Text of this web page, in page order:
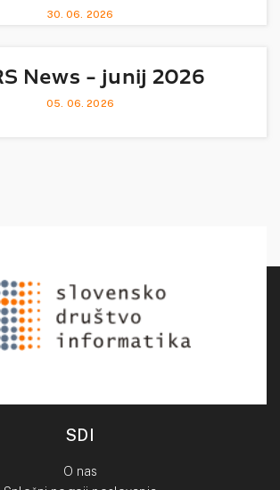
30. 06. 2026
News - junij 2026
05. 06. 2026
SDI
O nas